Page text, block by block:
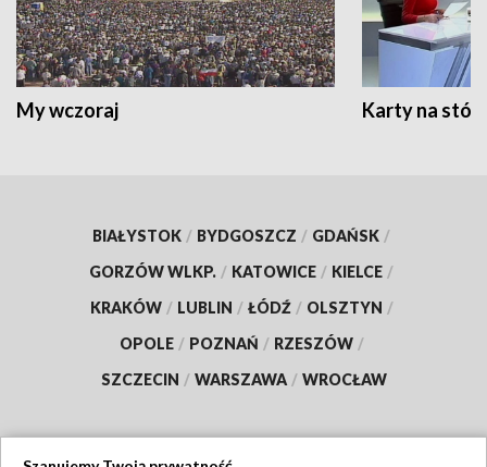
My wczoraj Karty na
BIAŁYSTOK / BYDGOSZCZ / GDAŃSK /
GORZÓW WLKP. / KATOWICE / KIELCE /
KRAKÓW / LUBLIN / ŁÓDŹ / OLSZTYN /
OPOLE / POZNAŃ / RZESZÓW /
SZCZECIN / WARSZAWA / WROCŁAW